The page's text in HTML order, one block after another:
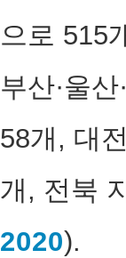
으로 515
부산·울
58개, 대
개, 전북
2020).